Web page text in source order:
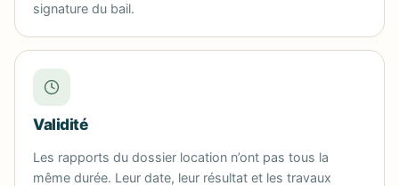
signature du bail.
Validité
Les rapports du dossier location n’ont pas tous la
même durée. Leur date, leur résultat et les travaux